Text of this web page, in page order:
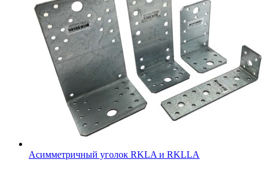
Асимметричный уголок RKLA и RKLLA